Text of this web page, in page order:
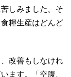
しみました。そ
糧生産はどんど
改善もしなけれ
ます。「空腹、